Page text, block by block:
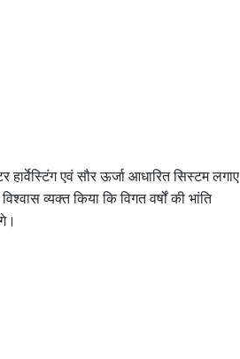
हार्वेस्टिंग एवं सौर ऊर्जा आधारित सिस्टम लगाए
व्यक्त किया कि विगत वर्षों की भांति